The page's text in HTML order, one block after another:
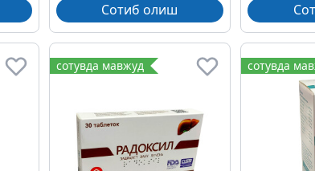
Сотиб олиш
сотувда мавжуд сотувда